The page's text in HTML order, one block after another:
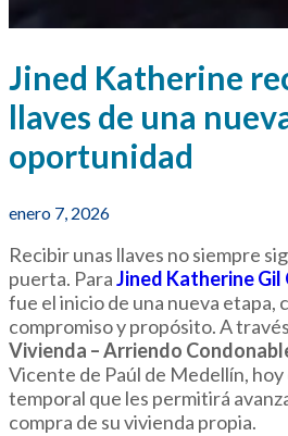
Jined Katherine
llaves de una
oportunidad
enero 7, 2026
Recibir unas llaves no siempre
puerta. ParaJined Katherine Gil
fue el inicio de una nueva etapa,
compromiso y propósito. A
Vivienda – Arriendo
Vicente de Paúl de Medellín,
temporal que les permitirá
compra de su vivienda propia.